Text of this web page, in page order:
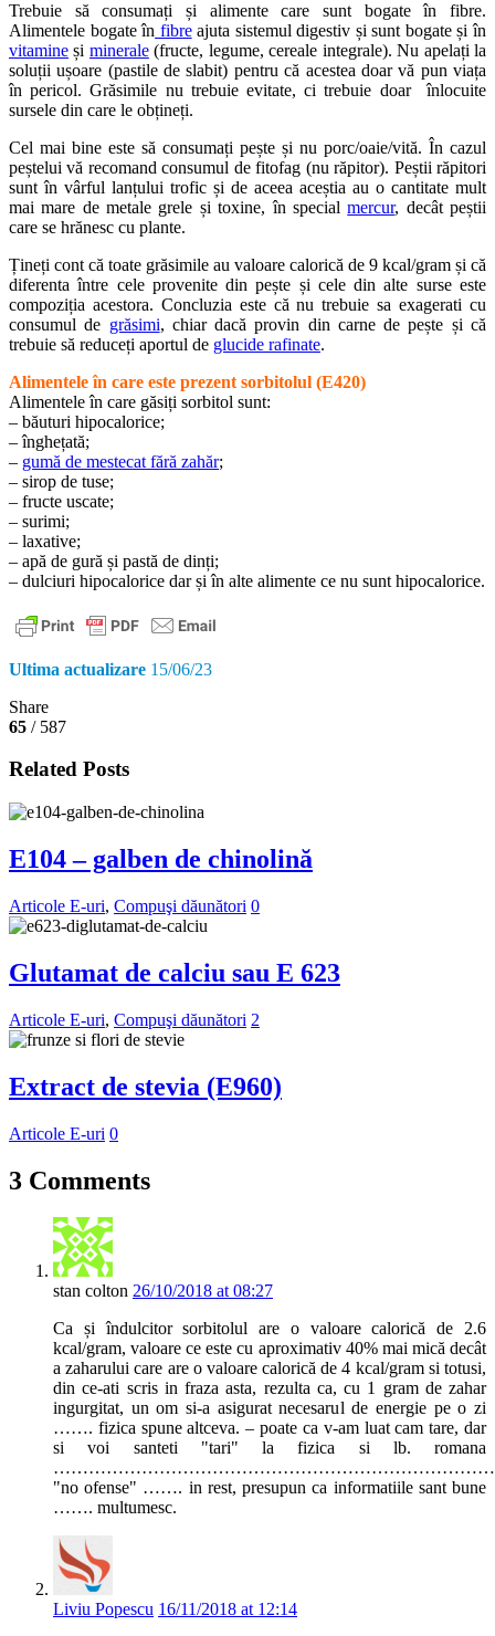
Trebuie să consumați și alimente care sunt bogate în fibre.
Alimentele bogate în fibreajuta sistemul digestiv și sunt bogate și în
vitamine și minerale(fructe, legume, cereale integrale). Nu apelați la
soluții ușoare (pastile de slabit) pentru că acestea doar vă pun viața
în pericol. Grăsimile nu trebuie evitate, ci trebuie doar înlocuite
sursele din care le obțineți.
Cel mai bine este să consumați pește și nu porc/oaie/vită. În cazul
peștelui vă recomand consumul de fitofag (nu răpitor). Peștii răpitori
sunt în vârful lanțului trofic și de aceea aceștia au o cantitate mult
mai mare de metale grele și toxine, în specialmercur, decât peștii
care se hrănesc cu plante.
Țineți cont că toate grăsimile au valoare calorică de 9 kcal/gram și că
diferenta între cele provenite din pește și cele din alte surse este
compoziția acestora. Concluzia este că nu trebuie sa exagerati cu
consumul de grăsimi, chiar dacă provin din carne de pește și că
trebuie să reduceți aportul de glucide rafinate.
Alimentele în care este prezent sorbitolul (E420)
Alimentele în care găsiți sorbitol sunt:
– băuturi hipocalorice;
– înghețată;
– gumă de mestecat fără zahăr;
– sirop de tuse;
– fructe uscate;
– surimi;
– laxative;
– apă de gură și pastă de dinți;
– dulciuri hipocalorice dar și în alte alimente ce nu sunt hipocalorice.
Ultima actualizare 15/06/23
Share
65 / 587
Related Posts
E104 – galben de chinolină
Articole E-uri, Compuşi dăunători 0
Glutamat de calciu sau E 623
Articole E-uri, Compuşi dăunători 2
Extract de stevia (E960)
Articole E-uri 0
3 Comments
stan colton 26/10/2018 at 08:27
Ca și îndulcitor sorbitolul are o valoare calorică de 2.6
kcal/gram, valoare ce este cu aproximativ 40% mai mică decât
a zaharului care are o valoare calorică de 4 kcal/gram si totusi,
din ce-ati scris in fraza asta, rezulta ca, cu 1 gram de zahar
ingurgitat, un om si-a asigurat necesarul de energie pe o zi
……. fizica spune altceva. – poate ca v-am luat cam tare, dar
si voi santeti "tari" la fizica si lb. romana
"no ofense" ……. in rest, presupun ca informatiile sant bune
……. multumesc.
Liviu Popescu 16/11/2018 at 12:14